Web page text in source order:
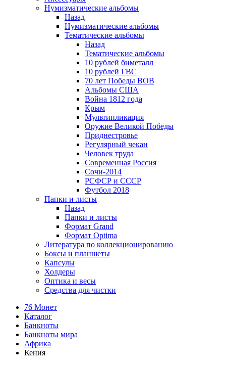
Нумизматические альбомы
Назад
Нумизматические альбомы
Тематические альбомы
Назад
Тематические альбомы
10 рублей биметалл
10 рублей ГВС
70 лет Победы ВОВ
Альбомы США
Война 1812 года
Крым
Мультипликация
Оружие Великой Победы
Приднестровье
Регулярный чекан
Человек труда
Современная Россия
Сочи-2014
РСФСР и СССР
Футбол 2018
Папки и листы
Назад
Папки и листы
Формат Grand
Формат Optima
Литература по коллекционированию
Боксы и планшеты
Капсулы
Холдеры
Оптика и весы
Средства для чистки
76 Монет
Каталог
Банкноты
Банкноты мира
Африка
Кения